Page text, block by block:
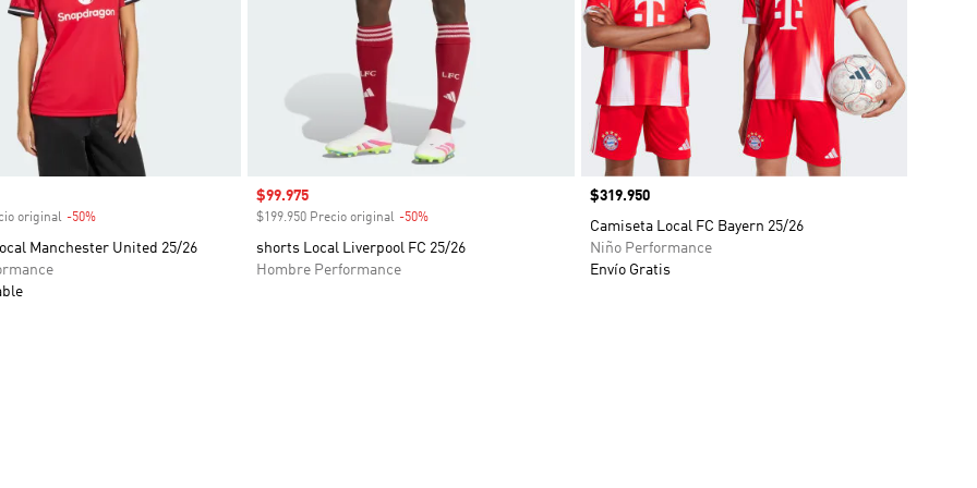
original -50%Descuento
Manchester United 25/26
Precio de venta
$99.975
$199.950 Precio original -50%
shorts Local Liverpool FC 25/26
Hombre Performance
Precio
$319.950
Camiseta Local FC Bayern 25/26
Niño Performance
Envío Gratis